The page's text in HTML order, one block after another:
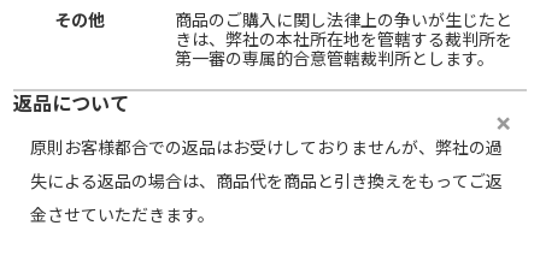
その他
商品のご購入に関し法律上の争いが生じたと
きは、弊社の本社所在地を管轄する裁判所を
第一審の専属的合意管轄裁判所とします。
返品について
原則お客様都合での返品はお受けしておりませんが、弊社の過
失による返品の場合は、商品代を商品と引き換えをもってご返
金させていただきます。